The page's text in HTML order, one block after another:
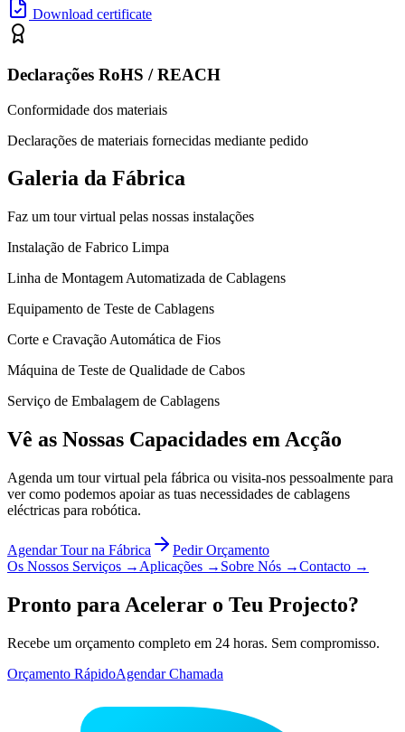
Download certificate
Declarações RoHS / REACH
Conformidade dos materiais
Declarações de materiais fornecidas mediante pedido
Galeria da Fábrica
Faz um tour virtual pelas nossas instalações
Instalação de Fabrico Limpa
Linha de Montagem Automatizada de Cablagens
Equipamento de Teste de Cablagens
Corte e Cravação Automática de Fios
Máquina de Teste de Qualidade de Cabos
Serviço de Embalagem de Cablagens
Vê as Nossas Capacidades em Acção
Agenda um tour virtual pela fábrica ou visita-nos pessoalmente para
ver como podemos apoiar as tuas necessidades de cablagens
eléctricas para robótica.
Agendar Tour na Fábrica
Pedir Orçamento
Os Nossos Serviços → Aplicações → Sobre Nós →Contacto →
Pronto para Acelerar o Teu Projecto?
Recebe um orçamento completo em 24 horas. Sem compromisso.
Orçamento RápidoAgendar Chamada